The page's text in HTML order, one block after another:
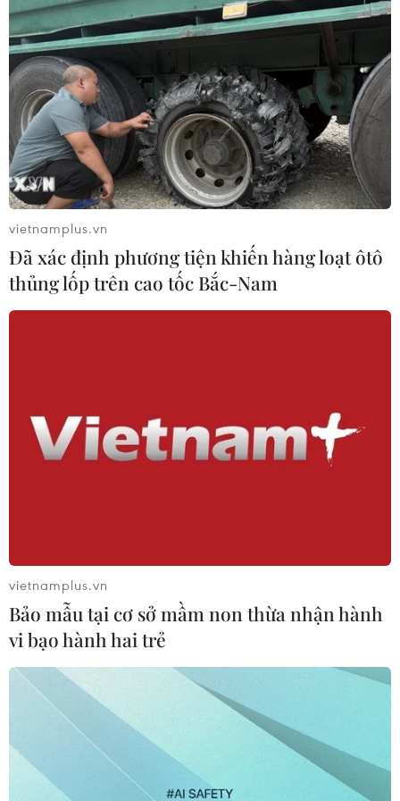
Minh đã triển khai xét nghiệm tầm soát diện rộng trong
cộng đồng dân cư.
23/06/2021 15:16
Theo Bộ Y tế, với kế hoạch vaccine về trong thời gian tới
vietnamplus.vn
Đã xác định phương tiện khiến hàng loạt ôtô
thủng lốp trên cao tốc Bắc-Nam
vietnamplus.vn
Bảo mẫu tại cơ sở mầm non thừa nhận hành
vi bạo hành hai trẻ